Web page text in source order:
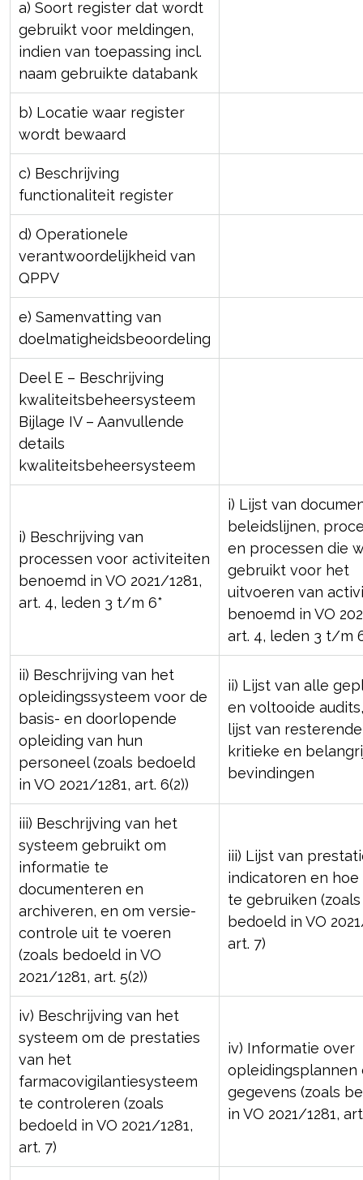
a) Soort register dat wordt
gebruikt voor meldingen,
indien van toepassing incl.
naam gebruikte databank
b) Locatie waar register
wordt bewaard
c) Beschrijving
functionaliteit register
d) Operationele
verantwoordelijkheid van
QPPV
e) Samenvatting van
doelmatigheidsbeoordeling
Deel E – Beschrijving
kwaliteitsbeheersysteem
Bijlage IV – Aanvullende
details
kwaliteitsbeheersysteem
i) Beschrijving van
processen voor activiteiten
benoemd in VO 2021/1281,
art. 4, leden 3 t/m 6*
i) Lijst van
beleidslijnen,
en processen die
gebruikt voor het
uitvoeren van
benoemd in VO
art. 4, leden 3 t/m
ii) Beschrijving van het
opleidingssysteem voor de
basis- en doorlopende
opleiding van hun
personeel (zoals bedoeld
in VO 2021/1281, art. 6(2))
ii) Lijst van alle
en voltooide
lijst van resterende
kritieke en
bevindingen
iii) Beschrijving van het
systeem gebruikt om
informatie te
documenteren en
archiveren, en om versie-
controle uit te voeren
(zoals bedoeld in VO
2021/1281, art. 5(2))
iii) Lijst van
indicatoren en hoe
te gebruiken (zoals
bedoeld in VO
art. 7)
iv) Beschrijving van het
systeem om de prestaties
van het
farmacovigilantiesysteem
te controleren (zoals
bedoeld in VO 2021/1281,
art. 7)
iv) Informatie over
opleidingsplannen
gegevens (zoals
in VO 2021/1281,